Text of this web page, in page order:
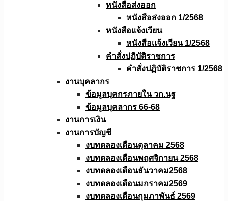
หนังสือส่งออก
หนังสือส่งออก 1/2568
หนังสือแจ้งเวียน
หนังสือเเจ้งเวียน 1/2568
คำสั่งปฏิบัติราชการ
คำสั่งปฏิบัติราชการ 1/2568
งานบุคลากร
ข้อมูลบุคกรภายใน วก.นฐ
ข้อมูลบุคลากร 66-68
งานการเงิน
งานการบัญชี
งบทดลองเดือนตุลาคม 2568
งบทดลองเดือนพฤศจิกายน 2568
งบทดลองเดือนธันวาคม2568
งบทดลองเดือนมกราคม2569
งบทดลองเดือนกุมภาพันธ์ 2569